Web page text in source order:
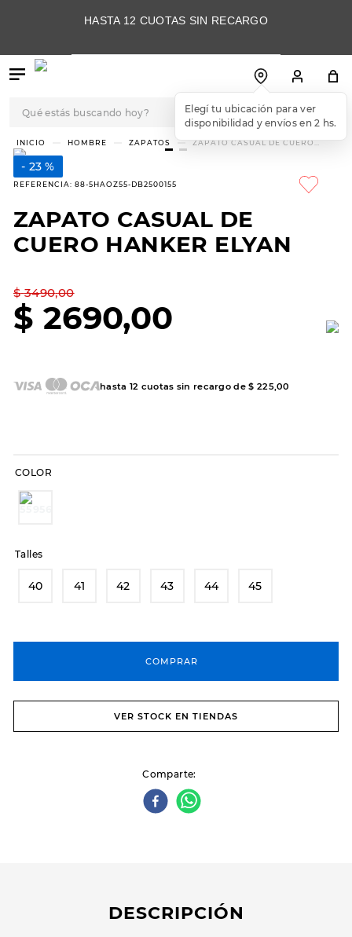
HASTA 12 CUOTAS SIN RECARGO
HOMBRE ZAPATOS
ZAPATO CASUAL DE CUERO
23 %
REFERENCIA: 88-5HAOZ55-DB2500155
ZAPATO CASUAL DE
CUERO HANKER ELYAN
$ 3490,00
$ 2690,00
hasta 12 cuotas sin recargo de$ 225,00
COLOR
Talles
40 41 42 43 44 45
COMPRAR
VER STOCK EN TIENDAS
Comparte
DESCRIPCIÓN
TÉRMINOS MÁS
BUSCADOS
3.
skechers slip-ins